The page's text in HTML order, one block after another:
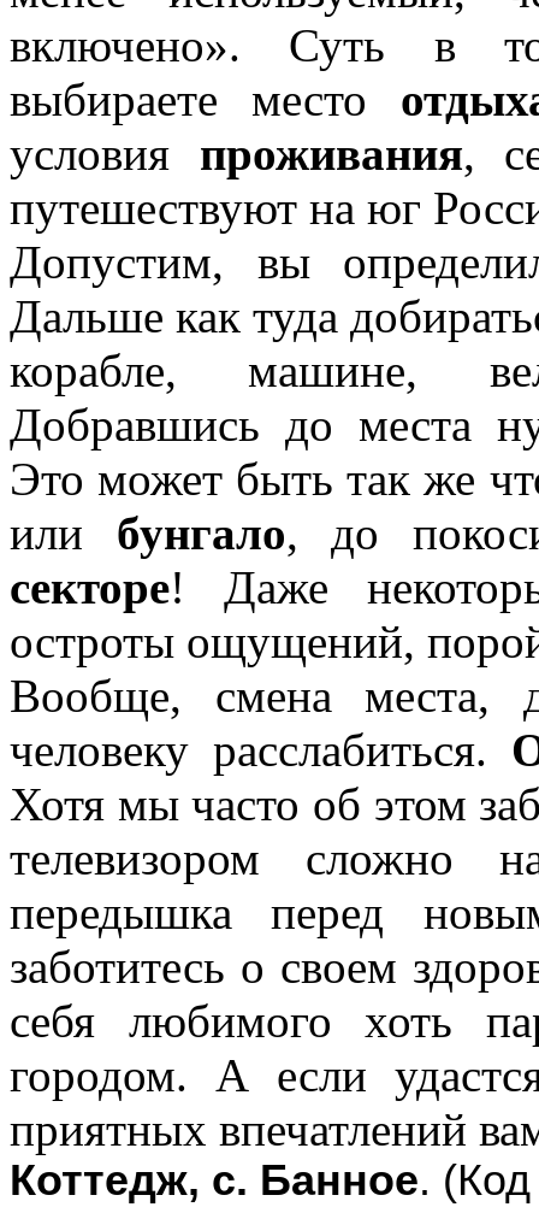
включено». Суть в
выбираете место
условия проживания,
путешествуют на юг
Допустим, вы
Дальше как туда
корабле, машине,
Добравшись до места
Это может быть так же
или бунгало, до
секторе! Даже
остроты ощущений,
Вообще, смена места,
человеку расслабиться.
Хотя мы часто об этом
телевизором сложно
передышка перед
заботитесь о своем
себя любимого хоть
городом. А если
приятных впечатлений
Коттедж, с. Банное.